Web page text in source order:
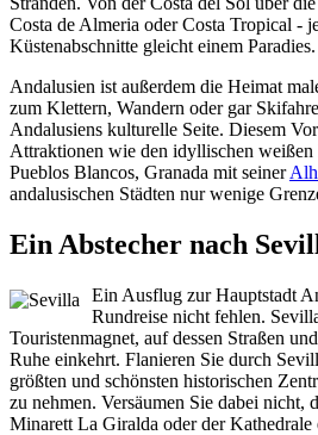
Costa de Almeria oder Costa Tropical -
Küstenabschnitte gleicht einem Paradies.
Andalusien ist außerdem die Heimat
zum Klettern, Wandern oder gar
Andalusiens kulturelle Seite. Diesem
Attraktionen wie den idyllischen
Pueblos Blancos, Granada mit seiner
andalusischen Städten nur wenige
Ein Abstecher nach
Ein Ausflug zur Hauptstadt
Rundreise nicht fehlen.
Touristenmagnet, auf dessen Straßen
Ruhe einkehrt. Flanieren Sie durch
größten und schönsten historischen
zu nehmen. Versäumen Sie dabei nicht,
Minarett La Giralda oder der Kathedrale